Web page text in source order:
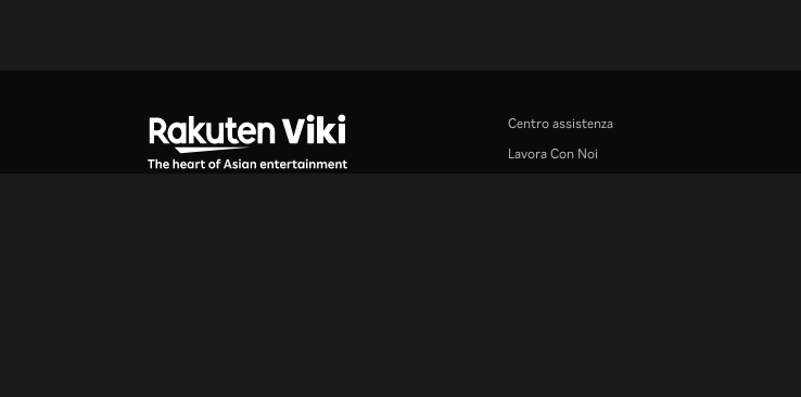
Centro assistenza
Lavora Con Noi